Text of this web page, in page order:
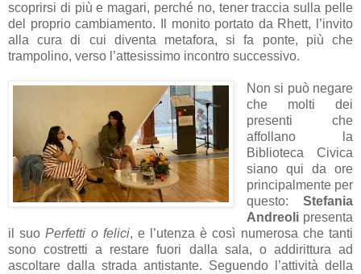
scoprirsi di più e magari, perché no, tener traccia sulla pelle
del proprio cambiamento. Il monito portato da Rhett, l’invito
alla cura di cui diventa metafora, si fa ponte, più che
trampolino, verso l’attesissimo incontro successivo.
Non si può negare
che molti dei
presenti che
affollano la
Biblioteca Civica
siano qui da ore
principalmente per
questo: Stefania
Andreolipresenta
il suoPerfetti o felici, e l’utenza è così numerosa che tanti
sono costretti a restare fuori dalla sala, o addirittura ad
ascoltare dalla strada antistante. Seguendo l’attività della